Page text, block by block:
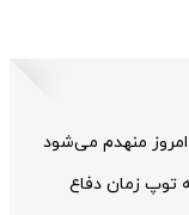
منهدم می‌شود
توپ زمان دفاع